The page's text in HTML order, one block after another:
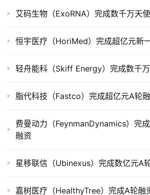
投
据
创
学
院
艾码生物（ExoRNA）完成数千万天
恒宇医疗（HoriMed）完成超亿元新
轻舟能科（Skiff Energy）完成数千
脂代科技（Fastco）完成超亿元A轮
费曼动力（FeynmanDynamics）完
融资
星移联信（Ubinexus）完成数亿元A
嘉树医疗（HealthyTree）完成A轮融